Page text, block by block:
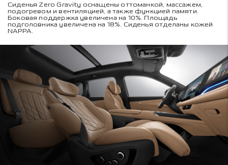
Сиденья Zero Gravity оснащены оттоманкой, массажем,
подогревом и вентиляцией, а также функцией памяти.
Боковая поддержка увеличена на 10%. Площадь
подголовника увеличена на 18%. Сиденья отделаны кожей
NAPPA.